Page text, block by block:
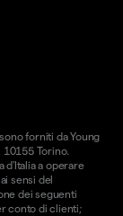
forniti da Young
Torino.
d'Italia a operare
sensi del
dei seguenti
conto di clienti;